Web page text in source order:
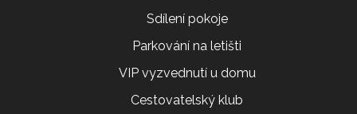
Sdílení pokoje
Parkování na letišti
VIP vyzvednutí u domu
Cestovatelský klub